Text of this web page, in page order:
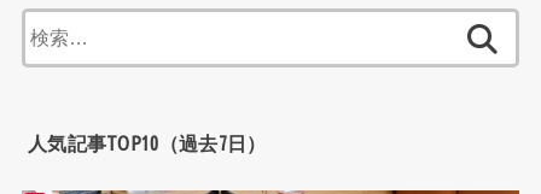
索:
人気記事TOP10（過去7日）